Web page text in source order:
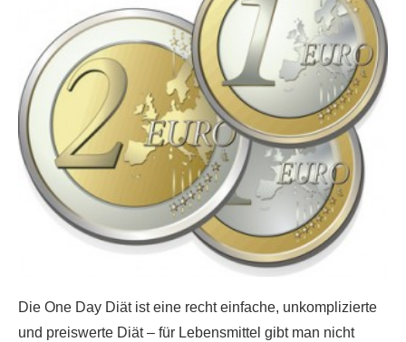
Die One Day Diät ist eine recht einfache, unkomplizierte
und preiswerte Diät – für Lebensmittel gibt man nicht